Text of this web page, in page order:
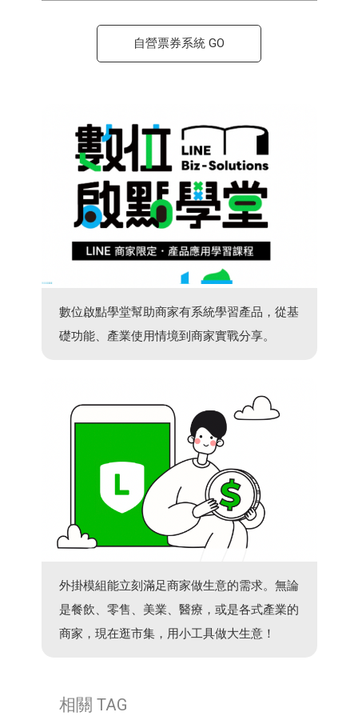
自營票券系統 GO
數位啟點學堂幫助商家有系統學習產品，從基
礎功能、產業使用情境到商家實戰分享。
外掛模組能立刻滿足商家做生意的需求。無論
是餐飲、零售、美業、醫療，或是各式產業的
商家，現在逛市集，用小工具做大生意！
相關 TAG